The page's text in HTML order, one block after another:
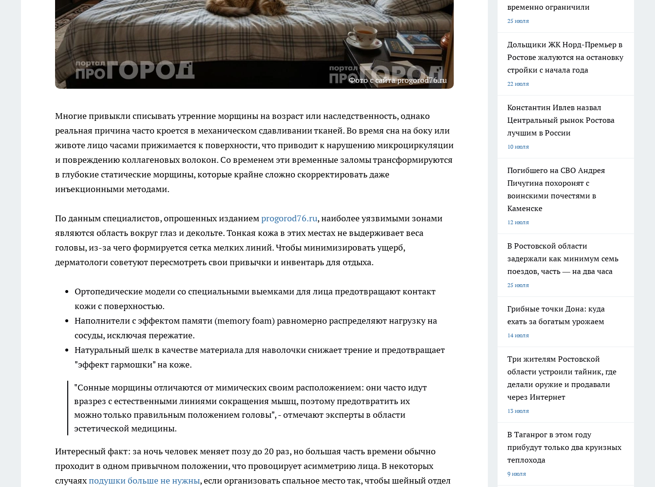
Фото с сайта progorod76.ru
Многие привыкли списывать утренние морщины на возраст или наследственность, однако
реальная причина часто кроется в механическом сдавливании тканей. Во время сна на боку или
животе лицо часами прижимается к поверхности, что приводит к нарушению микроциркуляции
и повреждению коллагеновых волокон. Со временем эти временные заломы трансформируются
в глубокие статические морщины, которые крайне сложно скорректировать даже
инъекционными методами.
По данным специалистов, опрошенных изданиемprogorod76.ru, наиболее уязвимыми зонами
являются область вокруг глаз и декольте. Тонкая кожа в этих местах не выдерживает веса
головы, из-за чего формируется сетка мелких линий. Чтобы минимизировать ущерб,
дерматологи советуют пересмотреть свои привычки и инвентарь для отдыха.
Ортопедические модели со специальными выемками для лица предотвращают контакт
кожи с поверхностью.
Наполнители с эффектом памяти (memory foam) равномерно распределяют нагрузку на
сосуды, исключая пережатие.
Натуральный шелк в качестве материала для наволочки снижает трение и предотвращает
"эффект гармошки" на коже.
"Сонные морщины отличаются от мимических своим расположением: они часто идут
вразрез с естественными линиями сокращения мышц, поэтому предотвратить их
можно только правильным положением головы", - отмечают эксперты в области
эстетической медицины.
Интересный факт: за ночь человек меняет позу до 20 раз, но большая часть времени обычно
проходит в одном привычном положении, что провоцирует асимметрию лица. В некоторых
случаяхподушки больше не нужны, если организовать спальное место так, чтобы шейный отдел
временно ограничили
25 июля
Дольщики ЖК Норд-Премьер в
Ростове жалуются на остановку
стройки с начала года
22 июля
Константин Ивлев назвал
Центральный рынок Ростова
лучшим в России
10 июля
Погибшего на СВО Андрея
Пичугина похоронят с
воинскими почестями в
Каменске
12 июля
В Ростовской области
задержали как минимум семь
поездов, часть — на два часа
25 июля
Грибные точки Дона: куда
ехать за богатым урожаем
14 июля
Три жителям Ростовской
области устроили тайник, где
делали оружие и продавали
через Интернет
13 июля
В Таганрог в этом году
прибудут только два круизных
теплохода
9 июля